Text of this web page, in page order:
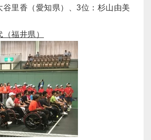
谷里香（愛知県）、3位：杉山由美
福井県）